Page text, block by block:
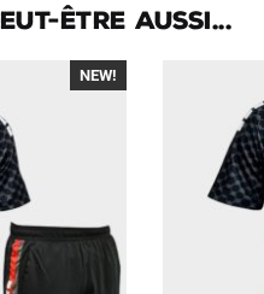
être aussi...
NEW!